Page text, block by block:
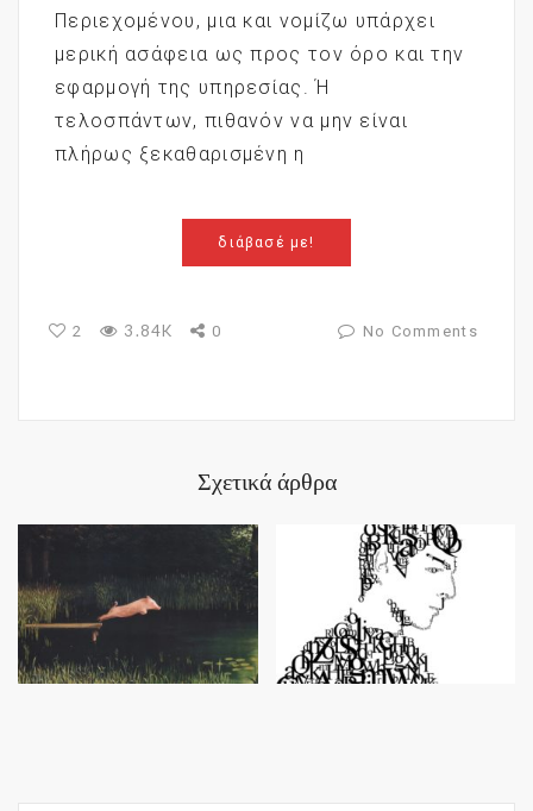
Περιεχομένου, μια και νομίζω υπάρχει
μερική ασάφεια ως προς τον όρο και την
εφαρμογή της υπηρεσίας. Ή
τελοσπάντων, πιθανόν να μην είναι
πλήρως ξεκαθαρισμένη η
διάβασέ με!
2 3.84K 0 No Comments
Σχετικά άρθρα